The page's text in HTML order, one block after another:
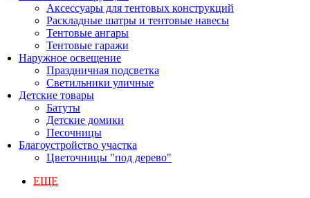
Аксессуары для тентовых конструкций
Раскладные шатры и тентовые навесы
Тентовые ангары
Тентовые гаражи
Наружное освещение
Праздничная подсветка
Светильники уличные
Детские товары
Батуты
Детские домики
Песочницы
Благоустройство участка
Цветочницы "под дерево"
ЕЩЕ